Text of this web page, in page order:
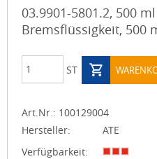
03.9901-5801.2, 500
Bremsflüssigkeit, 500
ST
Art.Nr.: 100129004
Hersteller:
ATE
Verfügbarkeit: